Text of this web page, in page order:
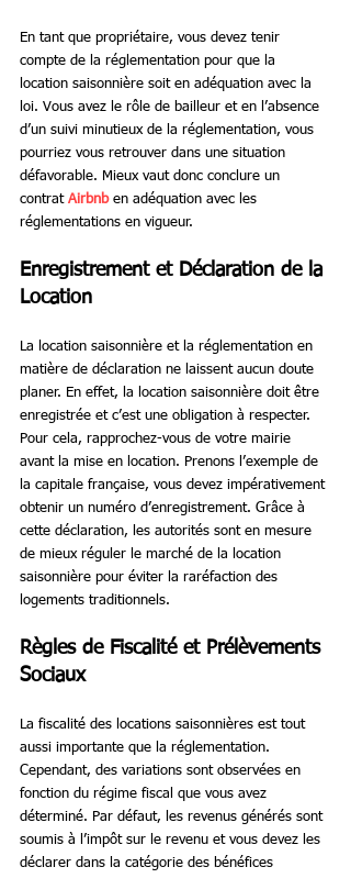
En tant que propriétaire, vous devez tenir
compte de la réglementation pour que la
location saisonnière soit en adéquation avec la
loi. Vous avez le rôle de bailleur et en l’absence
d’un suivi minutieux de la réglementation, vous
pourriez vous retrouver dans une situation
défavorable. Mieux vaut donc conclure un
contrat Airbnb en adéquation avec les
réglementations en vigueur.
Enregistrement et Déclaration de la
Location
La location saisonnière et la réglementation en
matière de déclaration ne laissent aucun doute
planer. En effet, la location saisonnière doit être
enregistrée et c’est une obligation à respecter.
Pour cela, rapprochez-vous de votre mairie
avant la mise en location. Prenons l’exemple de
la capitale française, vous devez impérativement
obtenir un numéro d’enregistrement. Grâce à
cette déclaration, les autorités sont en mesure
de mieux réguler le marché de la location
saisonnière pour éviter la raréfaction des
logements traditionnels.
Règles de Fiscalité et Prélèvements
Sociaux
La fiscalité des locations saisonnières est tout
aussi importante que la réglementation.
Cependant, des variations sont observées en
fonction du régime fiscal que vous avez
déterminé. Par défaut, les revenus générés sont
soumis à l’impôt sur le revenu et vous devez les
déclarer dans la catégorie des bénéfices